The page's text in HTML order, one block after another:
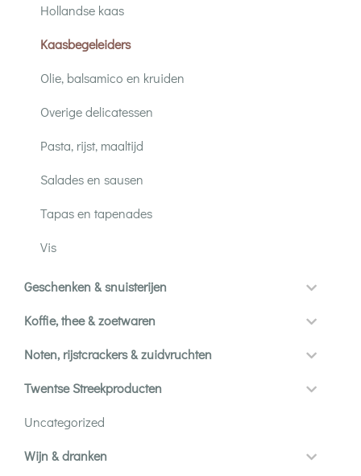
Hollandse kaas
Kaasbegeleiders
Olie, balsamico en kruiden
Overige delicatessen
Pasta, rijst, maaltijd
Salades en sausen
Tapas en tapenades
Vis
Geschenken & snuisterijen
Koffie, thee & zoetwaren
Noten, rijstcrackers & zuidvruchten
Twentse Streekproducten
Uncategorized
Wijn & dranken